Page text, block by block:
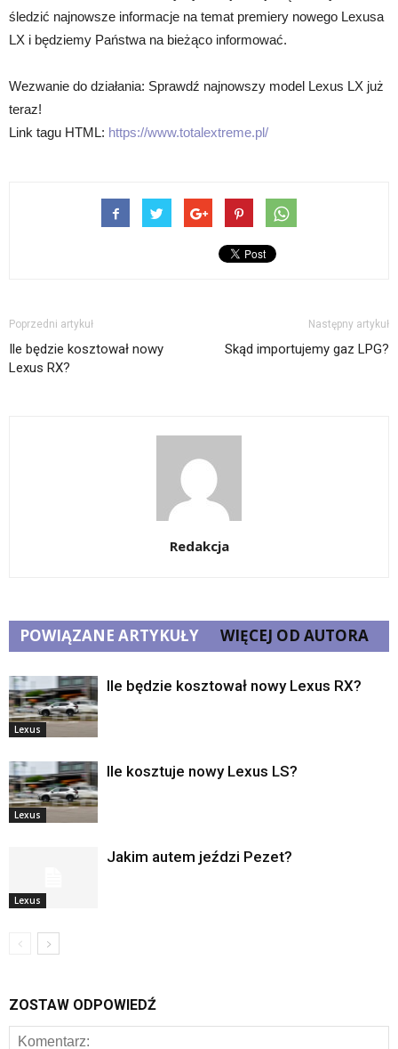
śledzić najnowsze informacje na temat premiery nowego Lexusa
LX i będziemy Państwa na bieżąco informować.
Wezwanie do działania: Sprawdź najnowszy model Lexus LX już
teraz!
Link tagu HTML: https://www.totalextreme.pl/
Poprzedni artykuł
Ile będzie kosztował nowy
Lexus RX?
Następny artykuł
Skąd importujemy gaz LPG?
Redakcja
POWIĄZANE ARTYKUŁY WIĘCEJ OD AUTORA
Lexus
Ile będzie kosztował nowy Lexus RX?
Lexus
Ile kosztuje nowy Lexus LS?
Lexus
Jakim autem jeździ Pezet?
ZOSTAW ODPOWIEDŹ